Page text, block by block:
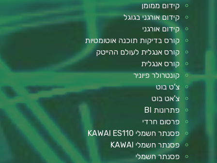
קידום ממומן
קידום אורגני בגוגל
קידום אורגני
קורס בדיקות תוכנה אוטומטיות
קורס אנגלית לעולם ההייטק
קורס אנגלית
קונטרולר פיוניר
צ'ט בוט
צ'אט בוט
פתרונות BI
פרסום חרדי
פסנתר חשמלי KAWAI ES110
פסנתר חשמלי KAWAI
פסנתר חשמלי